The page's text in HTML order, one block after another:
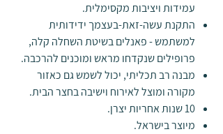
עמידות ויציבות מקסימלית.
התקנת עשה-זאת-בעצמך ידידותית
למשתמש - פאנלים בשיטת השחלה קלה,
פרופילים שנקדחו מראש ומוכנים להרכבה.
מבנה רב תכליתי, יכול לשמש גם כאזור
מקורה ומוצל לאירוח וישיבה בחצר הבית.
10 שנות אחריות יצרן.
מיוצר בישראל.